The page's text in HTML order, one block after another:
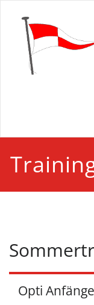
springen
Opti